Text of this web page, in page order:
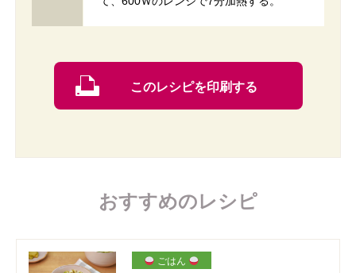
このレシピを印刷する
おすすめのレシピ
ごはん